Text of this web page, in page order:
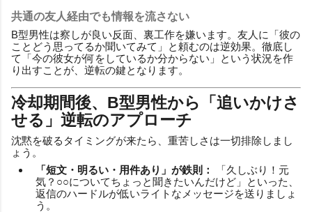
共通の友人経由でも情報を流さない
B型男性は察しが良い反面、裏工作を嫌います。友人に「彼の
ことどう思ってるか聞いてみて」と頼むのは逆効果。徹底し
て「今の彼女が何をしているか分からない」という状況を作
り出すことが、逆転の鍵となります。
冷却期間後、B型男性から「追いかけさ
せる」逆転のアプローチ
沈黙を破るタイミングが来たら、重苦しさは一切排除しまし
ょう。
「短文・明るい・用件あり」が鉄則：
「久しぶり！元
気？○○についてちょっと聞きたいんだけど」といった、
返信のハードルが低いライトなメッセージを送りましょ
う。